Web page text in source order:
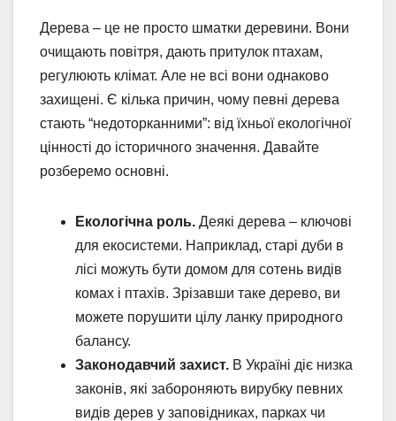
Дерева – це не просто шматки деревини. Вони
очищають повітря, дають притулок птахам,
регулюють клімат. Але не всі вони однаково
захищені. Є кілька причин, чому певні дерева
стають “недоторканними”: від їхньої екологічної
цінності до історичного значення. Давайте
розберемо основні.
Екологічна роль. Деякі дерева – ключові
для екосистеми. Наприклад, старі дуби в
лісі можуть бути домом для сотень видів
комах і птахів. Зрізавши таке дерево, ви
можете порушити цілу ланку природного
балансу.
Законодавчий захист. В Україні діє низка
законів, які забороняють вирубку певних
видів дерев у заповідниках, парках чи